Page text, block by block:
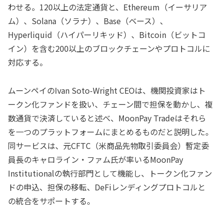
わせる。120以上の法定通貨と、Ethereum（イーサリア
ム）、Solana（ソラナ）、Base（ベース）、
Hyperliquid（ハイパーリキッド）、Bitcoin（ビットコ
イン）を含む200以上のブロックチェーンやプロトコルに
対応する。
ムーンペイのIvan Soto-Wright CEOは、機関投資家はト
ークン化ファンドを扱い、チェーン間で担保を動かし、複
数通貨で決済していると述べ、MoonPay Tradeはそれら
を一つのプラットフォームにまとめるものだと説明した。
同サービスは、元CFTC（米商品先物取引委員会）暫定委
員長のキャロライン・ファム氏が率いるMoonPay
Institutionalの執行部門として機能し、トークン化ファン
ドの申込、担保の移転、DeFiレンディングプロトコルと
の統合をサポートする。